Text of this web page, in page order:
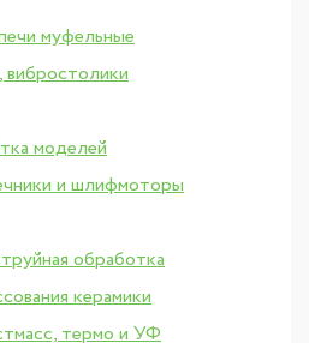
муфельные
вибростолики
моделей
и шлифмоторы
обработка
керамики
термо и УФ